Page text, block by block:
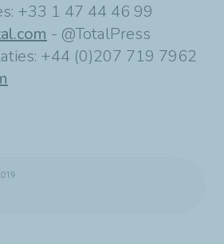
+33 1 47 44 46 99
- @TotalPress
+44 (0)207 719 7962